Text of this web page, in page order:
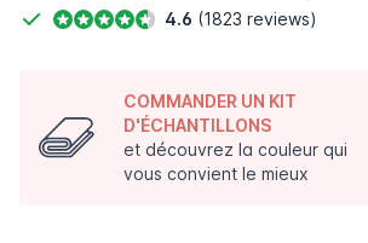
4.6 (1823 reviews)
COMMANDER UN KIT
D'ÉCHANTILLONS
et découvrez la couleur qui
vous convient le mieux